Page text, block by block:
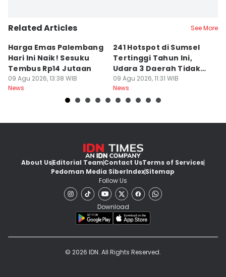
Related Articles See More
Harga Emas Palembang
Hari Ini Naik! Sesuku
Tembus Rp14 Jutaan
09 Agu 2026, 13:38 WIB
News
241 Hotspot di Sumsel
Tertinggi Tahun Ini,
Udara 3 Daerah Tidak
Sehat
09 Agu 2026, 11:31 WIB
News
About UsEditorial TeamContact UsTerms of Services
Pedoman Media SiberIndexSitemap
Follow Us
Download
© 2026 IDN. All Rights Reserved.